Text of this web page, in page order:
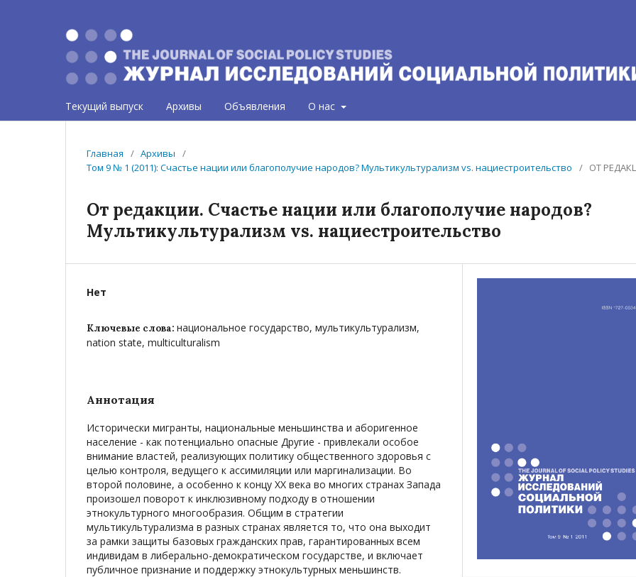
Текущий выпуск Архивы Объявления О нас
Главная / Архивы
/
Том 9 № 1 (2011): Счастье нации или благополучие народов? Мультикультурализм vs. нациестроительство
/ ОТ
От редакции. Счастье нации или благополучие народов?
Мультикультурализм vs. нациестроительство
Нет
Ключевые слова: национальное государство, мультикультурализм,
nation state, multiculturalism
Аннотация
Исторически мигранты, национальные меньшинства и аборигенное
население - как потенциально опасные Другие - привлекали особое
внимание властей, реализующих политику общественного здоровья с
целью контроля, ведущего к ассимиляции или маргинализации. Во
второй половине, а особенно к концу ХХ века во многих странах Запада
произошел поворот к инклюзивному подходу в отношении
этнокультурного многообразия. Общим в стратегии
мультикультурализма в разных странах является то, что она выходит
за рамки защиты базовых гражданских прав, гарантированных всем
индивидам в либерально-демократическом государстве, и включает
публичное признание и поддержку этнокультурных меньшинств.